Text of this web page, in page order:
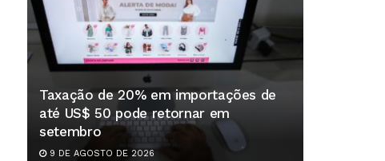
Taxação de 20% em importações de
até US$ 50 pode retornar em
setembro
9 DE AGOSTO DE 2026